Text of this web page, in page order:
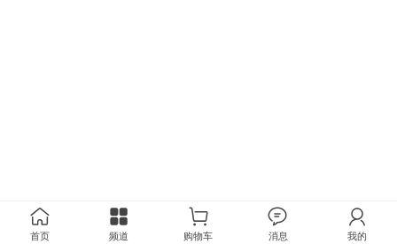
首页 频道 购物车 消息 我的